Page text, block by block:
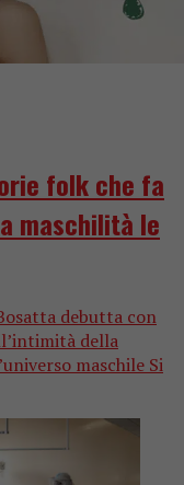
folk che fa
maschilità le
debutta con
della
maschile Si